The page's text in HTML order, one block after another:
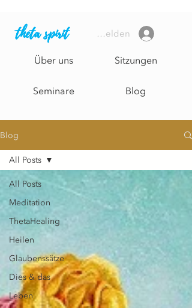
theta spirit
Über uns
Seminare
Sitzungen
Blog
Anmelden
Blog
All Posts
Meditation
ThetaHealing
Heilen
Glaubenssätze
Dies & das
Leben
All Posts